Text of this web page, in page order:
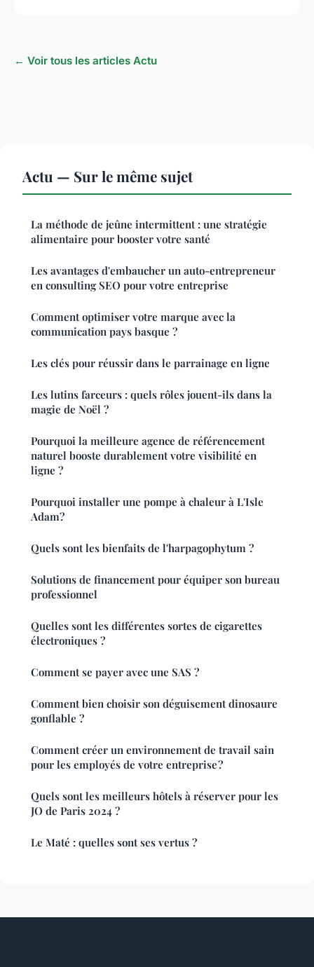
← Voir tous les articles Actu
Actu — Sur le même sujet
La méthode de jeûne intermittent : une stratégie
alimentaire pour booster votre santé
Les avantages d'embaucher un auto-entrepreneur
en consulting SEO pour votre entreprise
Comment optimiser votre marque avec la
communication pays basque ?
Les clés pour réussir dans le parrainage en ligne
Les lutins farceurs : quels rôles jouent-ils dans la
magie de Noël ?
Pourquoi la meilleure agence de référencement
naturel booste durablement votre visibilité en
ligne ?
Pourquoi installer une pompe à chaleur à L'Isle
Adam?
Quels sont les bienfaits de l'harpagophytum ?
Solutions de financement pour équiper son bureau
professionnel
Quelles sont les différentes sortes de cigarettes
électroniques ?
Comment se payer avec une SAS ?
Comment bien choisir son déguisement dinosaure
gonflable ?
Comment créer un environnement de travail sain
pour les employés de votre entreprise ?
Quels sont les meilleurs hôtels à réserver pour les
JO de Paris 2024 ?
Le Maté : quelles sont ses vertus ?